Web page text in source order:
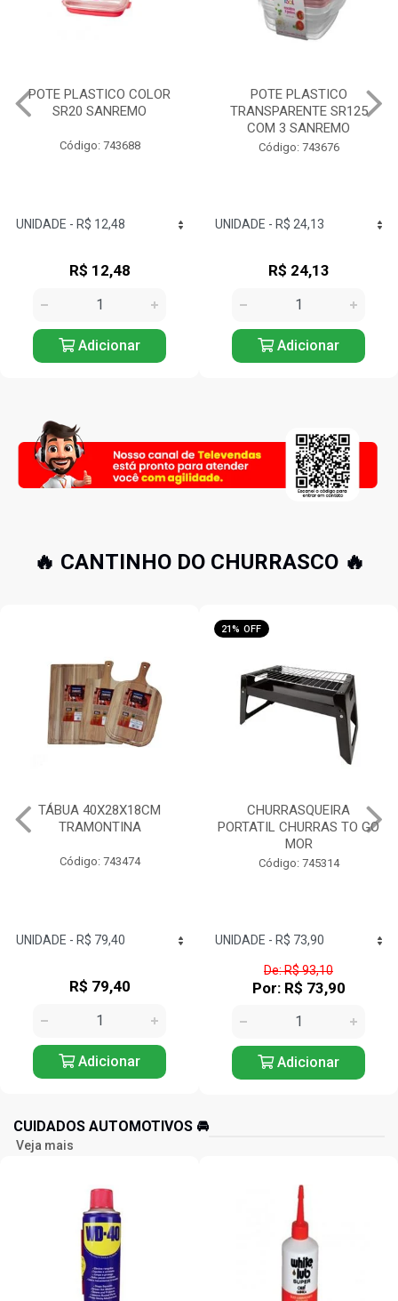
POTE PLASTICO
TRANSPARENTE SR125
Código: 743676
R$ 24,13
Adicionar
GARRAFA RED PLASTICO
1,6L SANREMO
Código: 743803
R$ 17,12
Adicionar
🔥 CANTINHO DO CHURRASCO 🔥
TÁBUA 40X28X18CM
TRAMONTINA
Código: 743474
R$ 79,40
Adicionar
21% OFF
CHURRASQUEIRA
PORTATIL CHURRAS TO GO
MOR
Código: 745314
De: R$ 93,10
Por: R$ 73,90
Adicionar
CUIDADOS AUTOMOTIVOS 🚘️
Veja mais